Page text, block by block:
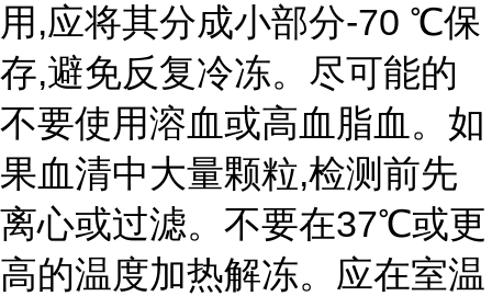
用,应将其分成小部分-70 ℃保
存,避免反复冷冻。尽可能的
不要使用溶血或高血脂血。如
果血清中大量颗粒,检测前先
离心或过滤。不要在37℃或更
高的温度加热解冻。应在室温